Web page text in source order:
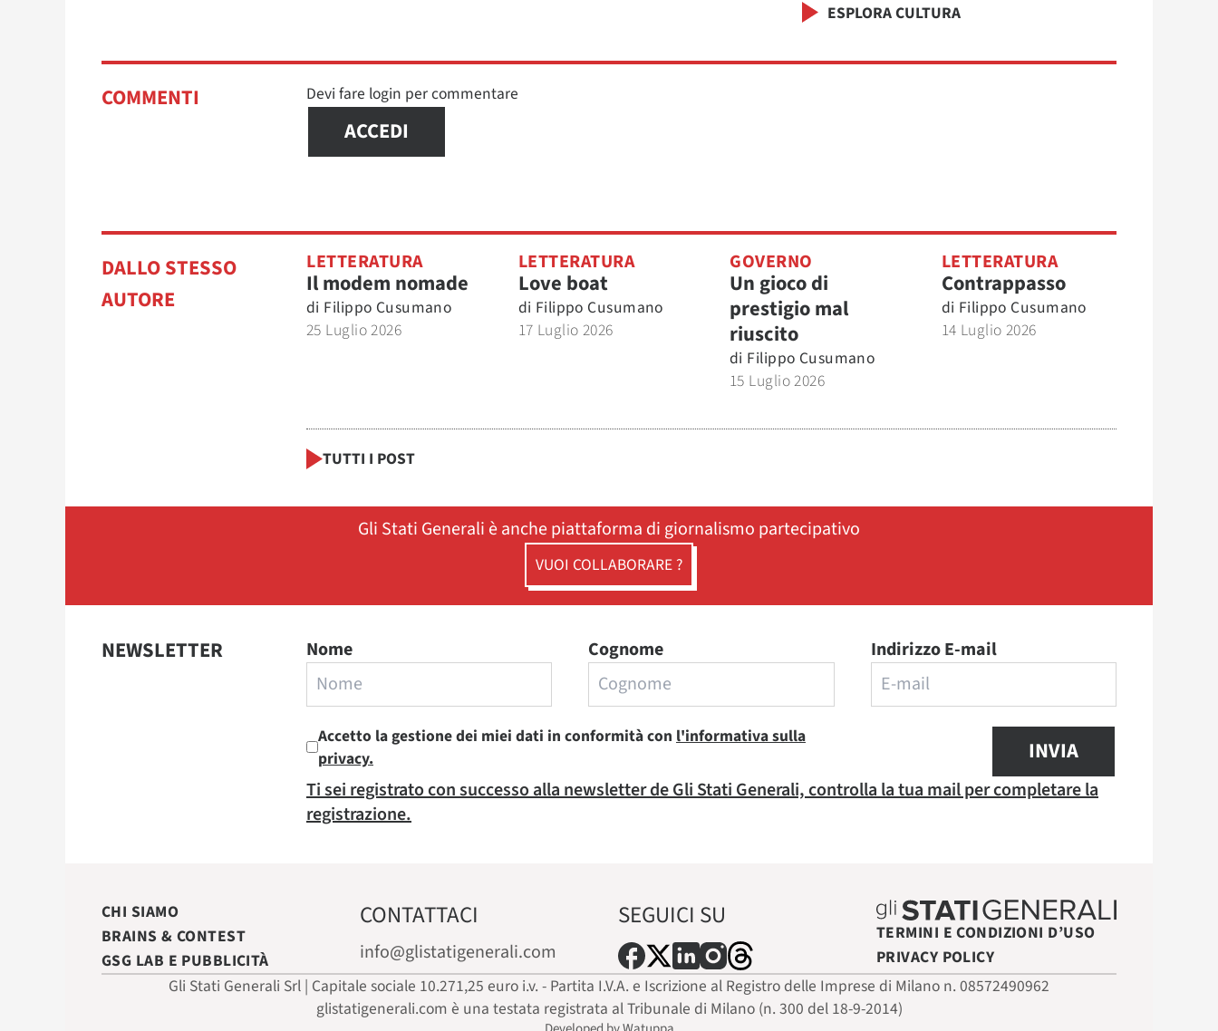
ESPLORA CULTURA
COMMENTI Devi fare login per commentare
ACCEDI
DALLO STESSO
AUTORE
LETTERATURA
Il modem nomade
di Filippo Cusumano
25 Luglio 2026
LETTERATURA
Love boat
di Filippo Cusumano
17 Luglio 2026
GOVERNO
Un gioco di
prestigio mal
riuscito
di Filippo Cusumano
15 Luglio 2026
LETTERATURA
Contrappasso
di Filippo Cusumano
14 Luglio 2026
TUTTI I POST
Gli Stati Generali è anche piattaforma di giornalismo partecipativo
VUOI COLLABORARE ?
NEWSLETTER Nome Cognome Indirizzo E-mail
Accetto la gestione dei miei dati in conformità con l'informativa sulla
privacy.
INVIA
Ti sei registrato con successo alla newsletter de Gli Stati Generali, controlla la tua mail per completare la
registrazione.
CHI SIAMO
BRAINS & CONTEST
GSG LAB E PUBBLICITÀ
CONTATTACI
info@glistatigenerali.com
SEGUICI SU
TERMINI E CONDIZIONI D’USO
PRIVACY POLICY
Gli Stati Generali Srl | Capitale sociale 10.271,25 euro i.v. - Partita I.V.A. e Iscrizione al Registro delle Imprese di Milano n. 08572490962
glistatigenerali.com è una testata registrata al Tribunale di Milano (n. 300 del 18-9-2014)